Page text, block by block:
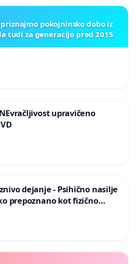
pokojninsko dobo iz
tudi za generacijo pred 2015
upravičeno
dejanje - Psihično nasilje
prepoznano kot fizično